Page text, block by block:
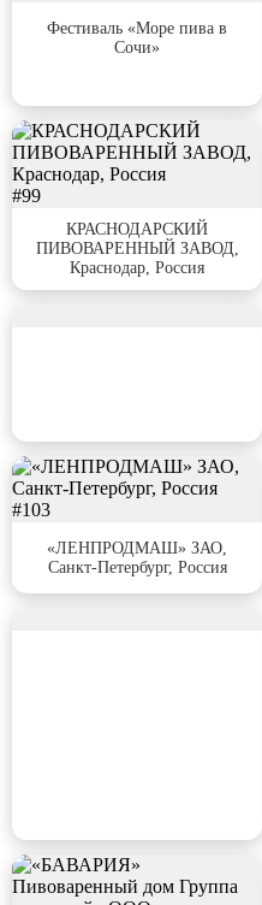
Фестиваль «Море пива в
Сочи»
#99
КРАСНОДАРСКИЙ
ПИВОВАРЕННЫЙ ЗАВОД,
Краснодар, Россия
#103
«ЛЕНПРОДМАШ» ЗАО,
Санкт-Петербург, Россия